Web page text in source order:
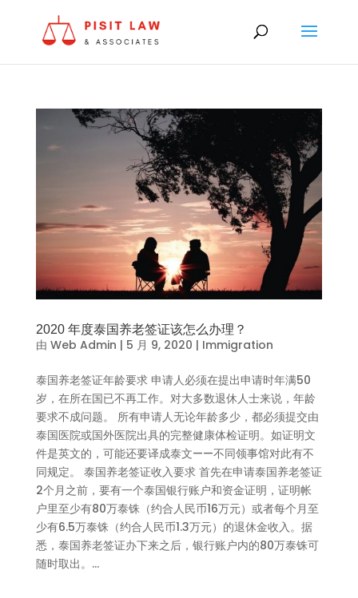
2020 年度泰国养老签证该怎么办理？
由 Web Admin | 5 月 9, 2020 | Immigration
泰国养老签证年龄要求 申请人必须在提出申请时年满50
岁，在所在国已不再工作。对大多数退休人士来说，年龄
要求不成问题。 所有申请人无论年龄多少，都必须提交由
泰国医院或国外医院出具的完整健康体检证明。如证明文
件是英文的，可能还要译成泰文——不同领事馆对此有不
同规定。 泰国养老签证收入要求 首先在申请泰国养老签证
2个月之前，要有一个泰国银行账户和资金证明，证明帐
户里至少有80万泰铢（约合人民币16万元）或者每个月至
少有6.5万泰铢（约合人民币1.3万元）的退休金收入。据
悉，泰国养老签证办下来之后，银行账户内的80万泰铢可
随时取出。...